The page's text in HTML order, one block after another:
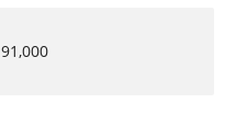
91,000